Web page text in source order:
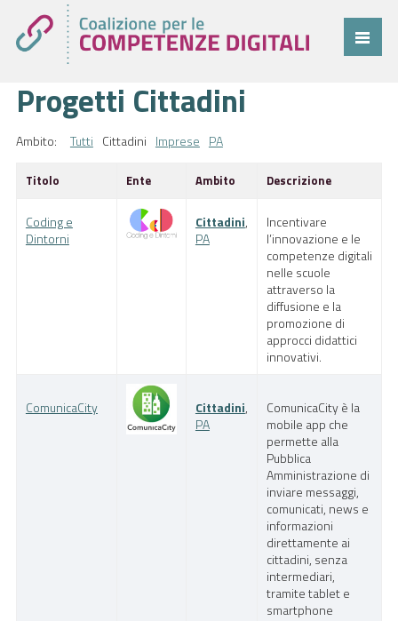
Coalizione
Comitato
Imprese
Pubblica Amministrazione
Progetti Cittadini
Ambito: Tutti Cittadini Imprese PA
Titolo Ente Ambito Descrizione
Coding e
Dintorni
Cittadini,
PA
Incentivare
l’innovazione e le
competenze digitali
nelle scuole
attraverso la
diffusione e la
promozione di
approcci didattici
innovativi.
ComunicaCity Cittadini,
PA
ComunicaCity è la
mobile app che
permette alla
Pubblica
Amministrazione di
inviare messaggi,
comunicati, news e
informazioni
direttamente ai
cittadini, senza
intermediari,
tramite tablet e
smartphone